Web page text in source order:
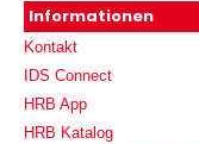
Informationen
Kontakt
IDS Connect
HRB App
HRB Katalog